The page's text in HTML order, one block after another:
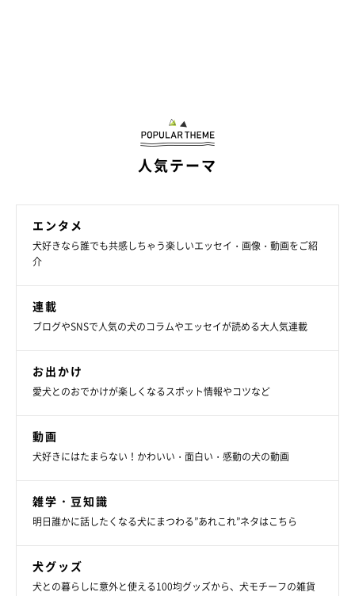
人気テーマ
エンタメ
犬好きなら誰でも共感しちゃう楽しいエッセイ・画像・動画をご紹
介
連載
ブログやSNSで人気の犬のコラムやエッセイが読める大人気連載
お出かけ
愛犬とのおでかけが楽しくなるスポット情報やコツなど
動画
犬好きにはたまらない！かわいい・面白い・感動の犬の動画
雑学・豆知識
明日誰かに話したくなる犬にまつわる”あれこれ”ネタはこちら
犬グッズ
犬との暮らしに意外と使える100均グッズから、犬モチーフの雑貨